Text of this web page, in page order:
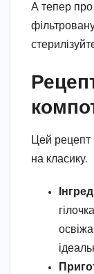
А тепер
Цей рецепт
на класику.